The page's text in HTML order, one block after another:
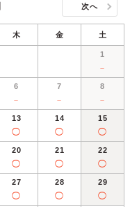
次へ
木 金 土
1
－
6
－
7
－
8
－
13
◯
14
◯
15
◯
20
◯
21
◯
22
◯
27
◯
28
◯
29
◯